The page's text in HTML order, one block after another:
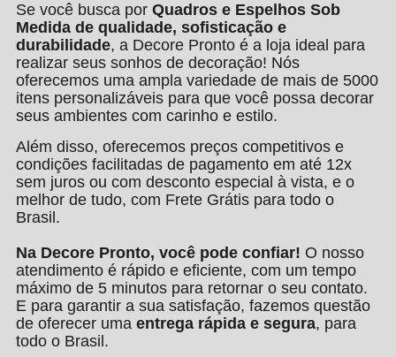
Se você busca por Quadros e Espelhos Sob
Medida de qualidade, sofisticação e
durabilidade, a Decore Pronto é a loja ideal para
realizar seus sonhos de decoração! Nós
oferecemos uma ampla variedade de mais de 5000
itens personalizáveis para que você possa decorar
seus ambientes com carinho e estilo.
Além disso, oferecemos preços competitivos e
condições facilitadas de pagamento em até 12x
sem juros ou com desconto especial à vista, e o
melhor de tudo, com Frete Grátis para todo o
Brasil.
Na Decore Pronto, você pode confiar! O nosso
atendimento é rápido e eficiente, com um tempo
máximo de 5 minutos para retornar o seu contato.
E para garantir a sua satisfação, fazemos questão
de oferecer uma entrega rápida e segura, para
todo o Brasil.